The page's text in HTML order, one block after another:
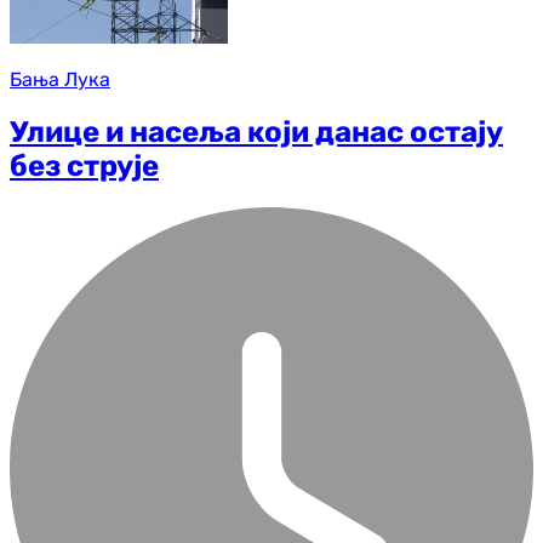
Бања Лука
Улице и насеља који данас остају
без струје